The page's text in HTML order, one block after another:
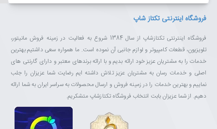
فروشگاه اینترنتی تکتاز شاپ
فروشگاه اینترنتی تکتازشاپ از سال 1384 شروع به فعالیت در زمینه فروش مانیتور،
تلویزیون، قطعات کامپیوتر و لوازم جانبی آن نموده است. ما همواره سعی داشتیم بهترین
خدمات را به مشتریان عزیز خود ارائه بدیم و با ارائه برندهای معتبر و دارای گارنتی های
اصلی و خدمات رسان به مشتریان عزیز تلاش داشته ایم رضایت شما عزیزان را جلب
نماییم و بهترین خدمات را در زمینه فروش و ارسال محصولات به سراسر ایران به شما ارائه
دهیم. از شما عزیزان بابت انتخاب فروشگاه تکتازشاپ متشکریم.